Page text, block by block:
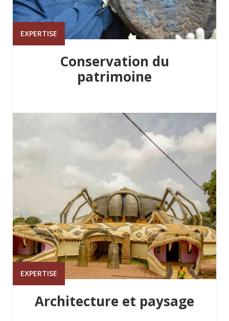
EXPERTISE
Conservation du
patrimoine
EXPERTISE
Architecture et paysage